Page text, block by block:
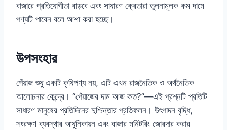
বাজারে প্রতিযোগীতা বাড়বে এবং সাধারণ ক্রেতারা তুলনামূলক কম দামে
পণ্যটি পাবেন বলে আশা করা হচ্ছে।
উপসংহার
পেঁয়াজ শুধু একটি কৃষিপণ্য নয়, এটি এখন রাজনৈতিক ও অর্থনৈতিক
আলোচনার কেন্দ্রে। “পেঁয়াজের দাম আজ কত?”—এই প্রশ্নটি প্রতিটি
সাধারণ মানুষের প্রতিদিনের দুশ্চিন্তার প্রতিফলন। উৎপাদন বৃদ্ধি,
সংরক্ষণ ব্যবস্থার আধুনিকায়ন এবং বাজার মনিটরিং জোরদার করার